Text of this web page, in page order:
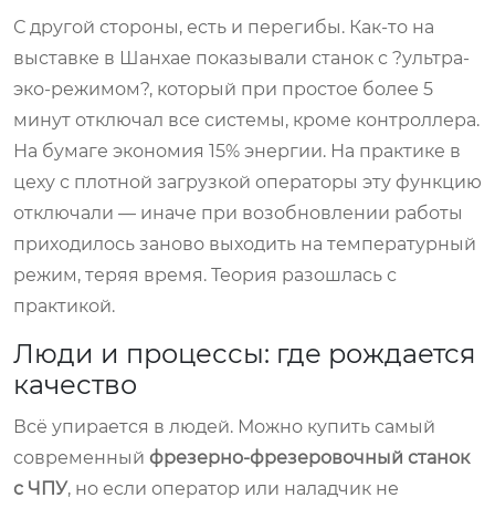
С другой стороны, есть и перегибы. Как-то на
выставке в Шанхае показывали станок с ?ультра-
эко-режимом?, который при простое более 5
минут отключал все системы, кроме контроллера.
На бумаге экономия 15% энергии. На практике в
цеху с плотной загрузкой операторы эту функцию
отключали — иначе при возобновлении работы
приходилось заново выходить на температурный
режим, теряя время. Теория разошлась с
практикой.
Люди и процессы: где рождается
качество
Всё упирается в людей. Можно купить самый
современный фрезерно-фрезеровочный станок
с ЧПУ, но если оператор или наладчик не